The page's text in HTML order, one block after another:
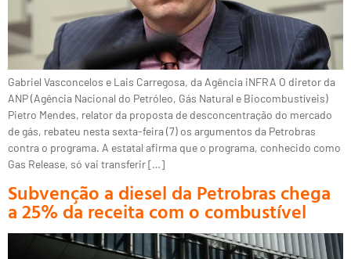
Gabriel Vasconcelos e Lais Carregosa, da Agência iNFRA O diretor da
ANP (Agência Nacional do Petróleo, Gás Natural e Biocombustíveis)
Pietro Mendes, relator da proposta de desconcentração do mercado
de gás, rebateu nesta sexta-feira (7) os argumentos da Petrobras
contra o programa. A estatal afirma que o programa, conhecido como
Gas Release, só vai transferir […]
Subvenção a diesel da Petrobras chega
a 25% da receita com o combustível